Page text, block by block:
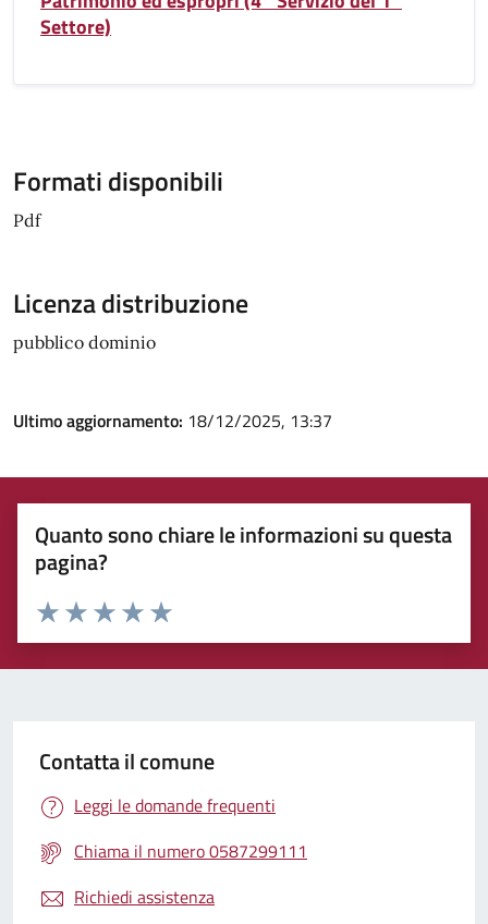
Settore)
Formati disponibili
Pdf
Licenza distribuzione
pubblico dominio
Ultimo aggiornamento: 18/12/2025, 13:37
Quanto sono chiare le informazioni su questa
pagina?
Rating:
Valuta 5 stelle su 5
Valuta 4 stelle su 5
Valuta 3 stelle su 5
Valuta 2 stelle su 5
Valuta 1 stelle su 5
Contatta il comune
Leggi le domande frequenti
Chiama il numero 0587299111
Richiedi assistenza